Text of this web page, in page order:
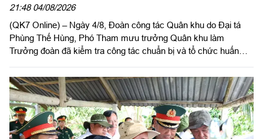
2026 tại Sư đoàn 5
21:48 04/08/2026
(QK7 Online) – Ngày 4/8, Đoàn công tác Quân khu do Đại tá
Phùng Thế Hùng, Phó Tham mưu trưởng Quân khu làm
Trưởng đoàn đã kiểm tra công tác chuẩn bị và tổ chức huấn